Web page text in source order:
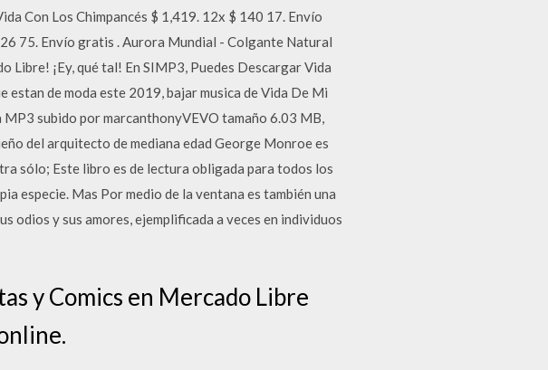
Con Los Chimpancés $ 1,419. 12x $ 140 17. Envío
75. Envío gratis . Aurora Mundial - Colgante Natural
Libre! ¡Ey, qué tal! En SIMP3, Puedes Descargar Vida
estan de moda este 2019, bajar musica de Vida De Mi
subido por marcanthonyVEVO tamaño 6.03 MB,
del arquitecto de mediana edad George Monroe es
sólo; Este libro es de lectura obligada para todos los
especie. Mas Por medio de la ventana es también una
odios y sus amores, ejemplificada a veces en individuos
y Comics en Mercado Libre